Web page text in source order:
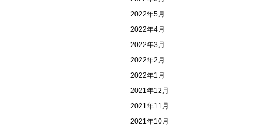
2022年5月
2022年4月
2022年3月
2022年2月
2022年1月
2021年12月
2021年11月
2021年10月